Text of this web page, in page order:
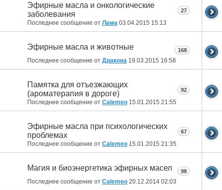
Эфирные масла и онкологические
заболевания
Последнее сообщение от Лама 03.04.2015 15:13
27
Эфирные масла и животные
Последнее сообщение от Дракона 19.03.2015 16:58
168
Памятка для отъезжающих
(ароматерапия в дороге)
Последнее сообщение от Calemeo 15.01.2015 21:55
92
Эфирные масла при психологических
проблемах
Последнее сообщение от Calemeo 15.01.2015 21:35
67
Магия и биоэнергетика эфирных масел
Последнее сообщение от Calemeo 20.12.2014 02:03
98